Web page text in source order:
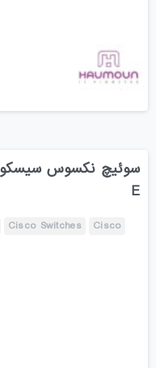
E
Cisco
Cisco Switches